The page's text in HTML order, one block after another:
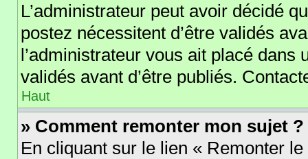
L’administrateur peut avoir décidé
postez nécessitent d’être validés
l’administrateur vous ait placé
validés avant d’être publiés.
Haut
» Comment remonter mon sujet ?
En cliquant sur le lien « Remonter